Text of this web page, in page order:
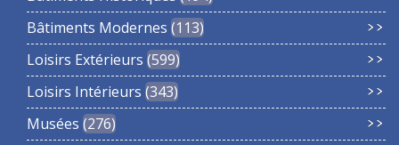
Bâtiments Modernes 113
Loisirs Extérieurs 599
Loisirs Intérieurs 343
Musées 276